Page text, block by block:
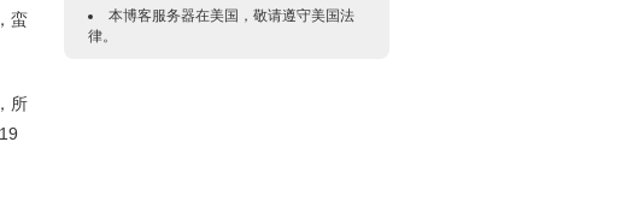
蛮
所
本博客服务器在美国 ，敬请遵守美国法
律。